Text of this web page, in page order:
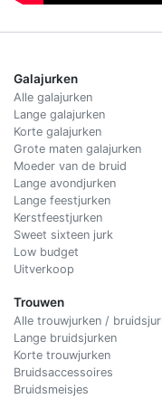
Galajurken
Alle galajurken
Lange galajurken
Korte galajurken
Grote maten galajurken
Moeder van de bruid
Lange avondjurken
Lange feestjurken
Kerstfeestjurken
Sweet sixteen jurk
Low budget
Uitverkoop
Trouwen
Alle trouwjurken /
Lange bruidsjurken
Korte trouwjurken
Bruidsaccessoires
Bruidsmeisjes